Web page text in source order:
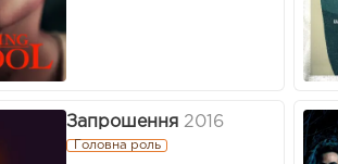
Запрошення 2016
Головна роль